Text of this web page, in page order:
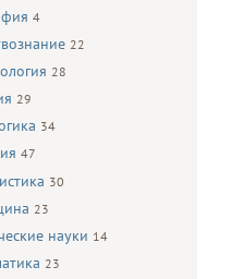
4
22
28
29
34
47
30
23
науки 14
23